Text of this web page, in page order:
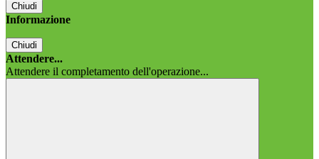
Chiudi
Informazione
Chiudi
Attendere...
Attendere il completamento dell'operazione...